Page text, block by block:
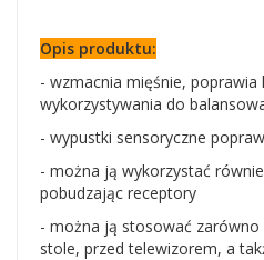
Opis produktu:
- wzmacnia mięśnie, poprawia
wykorzystywania do
- wypustki sensoryczne
- można ją wykorzystać
pobudzając receptory
- można ją stosować
stole, przed telewizorem, a